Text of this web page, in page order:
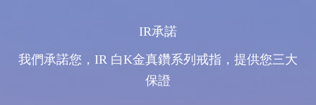
IR承諾
我們承諾您，IR 白K金真鑽系列戒指，提供您三大
保證